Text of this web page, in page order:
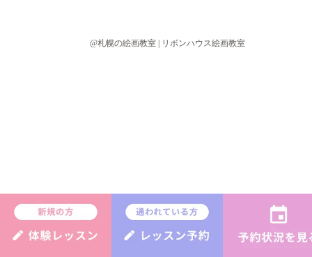
@札幌の絵画教室 | リボンハウス絵画教室